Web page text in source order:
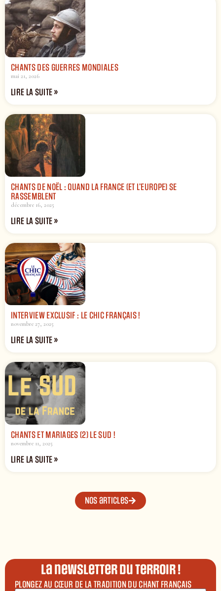
CHANTS DES GUERRES MONDIALES
mai 21, 2026
LIRE LA SUITE »
CHANTS DE NOËL : QUAND LA FRANCE (ET L’EUROPE) SE
RASSEMBLENT
décembre 16, 2025
LIRE LA SUITE »
INTERVIEW EXCLUSIF : LE CHIC FRANÇAIS !
novembre 27, 2025
LIRE LA SUITE »
CHANTS ET MARIAGES (2) LE SUD !
novembre 11, 2025
LIRE LA SUITE »
Nos articles
La newsletter du terroir !
PLONGEZ AU CŒUR DE LA TRADITION DU CHANT FRANÇAIS